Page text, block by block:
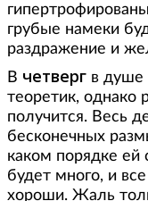
грубые намеки
раздражение и
В четверг в душе
теоретик, однако
получится. Весь
бесконечных
каком порядке
будет много, и
хороши. Жаль